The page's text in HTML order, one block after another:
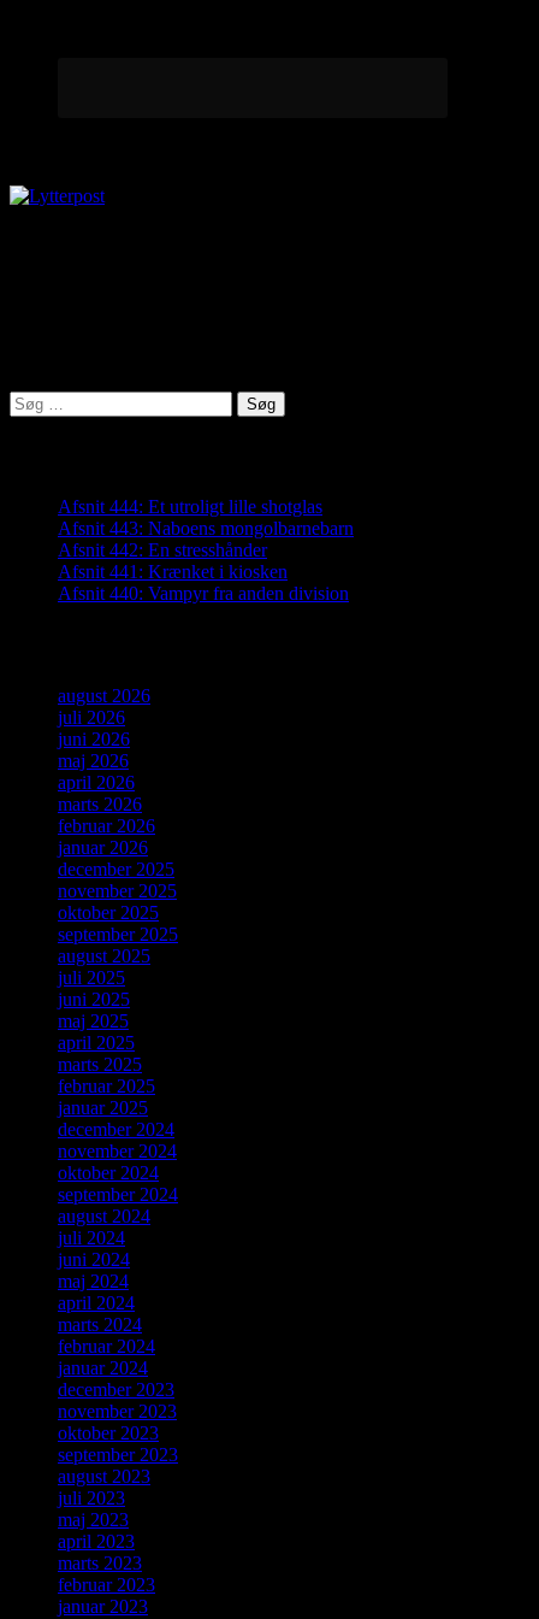
Søg
efter:
Afsnit 444: Et utroligt lille shotglas
Afsnit 443: Naboens mongolbarnebarn
Afsnit 442: En stresshånder
Afsnit 441: Krænket i kiosken
Afsnit 440: Vampyr fra anden division
august 2026
juli 2026
juni 2026
maj 2026
april 2026
marts 2026
februar 2026
januar 2026
december 2025
november 2025
oktober 2025
september 2025
august 2025
juli 2025
juni 2025
maj 2025
april 2025
marts 2025
februar 2025
januar 2025
december 2024
november 2024
oktober 2024
september 2024
august 2024
juli 2024
juni 2024
maj 2024
april 2024
marts 2024
februar 2024
januar 2024
december 2023
november 2023
oktober 2023
september 2023
august 2023
juli 2023
maj 2023
april 2023
marts 2023
februar 2023
januar 2023